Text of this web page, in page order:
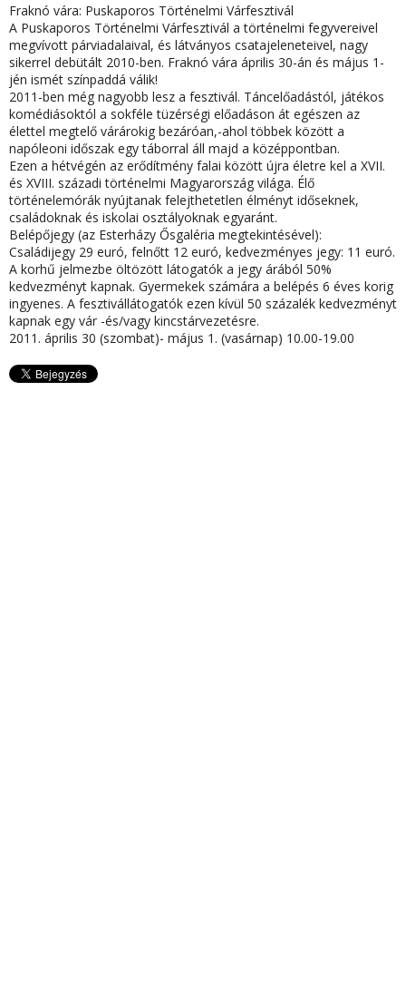
Fraknó vára: Puskaporos Történelmi Várfesztivál
A Puskaporos Történelmi Várfesztivál a történelmi fegyvereivel
megvívott párviadalaival, és látványos csatajeleneteivel, nagy
sikerrel debütált 2010-ben. Fraknó vára április 30-án és május 1-
jén ismét színpaddá válik!
2011-ben még nagyobb lesz a fesztivál. Táncelőadástól, játékos
komédiásoktól a sokféle tüzérségi előadáson át egészen az
élettel megtelő várárokig bezáróan,-ahol többek között a
napóleoni időszak egy táborral áll majd a középpontban.
Ezen a hétvégén az erődítmény falai között újra életre kel a XVII.
és XVIII. századi történelmi Magyarország világa. Élő
történelemórák nyújtanak felejthetetlen élményt időseknek,
családoknak és iskolai osztályoknak egyaránt.
Belépőjegy (az Esterházy Ősgaléria megtekintésével):
Családijegy 29 euró, felnőtt 12 euró, kedvezményes jegy: 11 euró.
A korhű jelmezbe öltözött látogatók a jegy árából 50%
kedvezményt kapnak. Gyermekek számára a belépés 6 éves korig
ingyenes. A fesztivállátogatók ezen kívül 50 százalék kedvezményt
kapnak egy vár -és/vagy kincstárvezetésre.
2011. április 30 (szombat)- május 1. (vasárnap) 10.00-19.00